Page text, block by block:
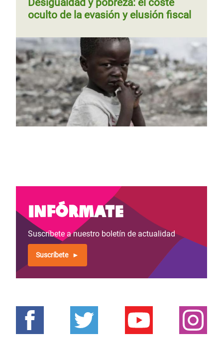
Paginación Página 1
Siguiente
página
››
Paginación Página 1Siguiente
página
››
Desigualdad y pobreza: el coste
oculto de la evasión y elusión fiscal
Infórmate
Suscríbete a nuestro boletín de actualidad
Suscríbete